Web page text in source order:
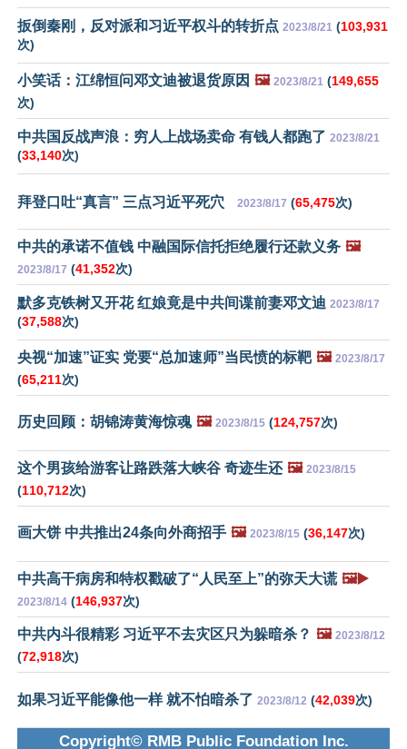
扳倒秦刚，反对派和习近平权斗的转折点 2023/8/21 (103,931
次)
小笑话：江绵恒问邓文迪被退货原因 🖼️ 2023/8/21 (149,655
次)
中共国反战声浪：穷人上战场卖命 有钱人都跑了 2023/8/21
(33,140次)
拜登口吐“真言” 三点习近平死穴 2023/8/17 (65,475次)
中共的承诺不值钱 中融国际信托拒绝履行还款义务 🖼️
2023/8/17 (41,352次)
默多克铁树又开花 红娘竟是中共间谍前妻邓文迪 2023/8/17
(37,588次)
央视“加速”证实 党要“总加速师”当民愤的标靶 🖼️ 2023/8/17
(65,211次)
历史回顾：胡锦涛黄海惊魂 🖼️ 2023/8/15 (124,757次)
这个男孩给游客让路跌落大峡谷 奇迹生还 🖼️ 2023/8/15
(110,712次)
画大饼 中共推出24条向外商招手 🖼️ 2023/8/15 (36,147次)
中共高干病房和特权戳破了“人民至上”的弥天大谎 🖼️▶️
2023/8/14 (146,937次)
中共内斗很精彩 习近平不去灾区只为躲暗杀？ 🖼️ 2023/8/12
(72,918次)
如果习近平能像他一样 就不怕暗杀了 2023/8/12 (42,039次)
Copyright© RMB Public Foundation Inc.